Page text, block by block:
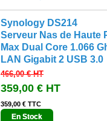
Synology DS214
Serveur Nas de Haute
Max Dual Core 1.066
LAN Gigabit 2 USB 3.0
466,00 €HT
359,00 € HT
359,00 € TTC
En Stock